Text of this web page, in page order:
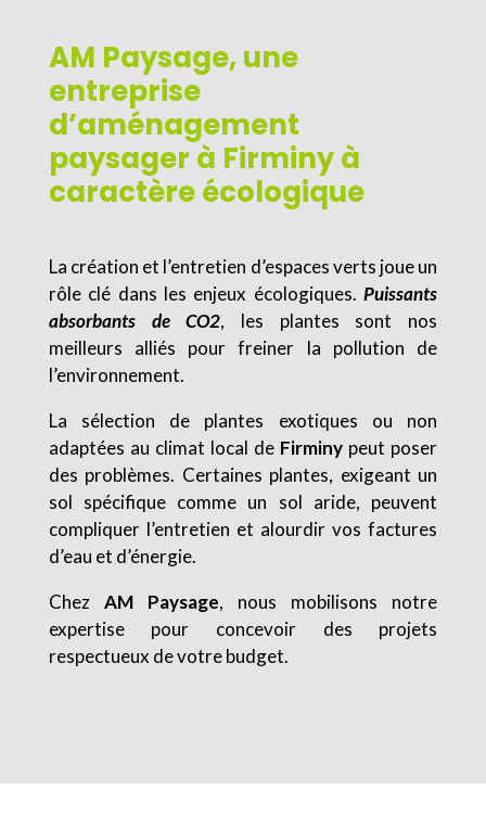
AM Paysage, une
entreprise
d’aménagement
paysager à Firminy à
caractère écologique
La création et l’entretien d’espaces verts joue un
rôle clé dans les enjeux écologiques.Puissants
absorbants de CO2, les plantes sont nos
meilleurs alliés pour freiner la pollution de
l’environnement.
La sélection de plantes exotiques ou non
adaptées au climat local de Firminy peut poser
des problèmes. Certaines plantes, exigeant un
sol spécifique comme un sol aride, peuvent
compliquer l’entretien et alourdir vos factures
d’eau et d’énergie.
Chez AM Paysage, nous mobilisons notre
expertise pour concevoir des projets
respectueux de votre budget.